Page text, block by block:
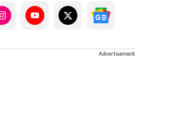
Advertisement